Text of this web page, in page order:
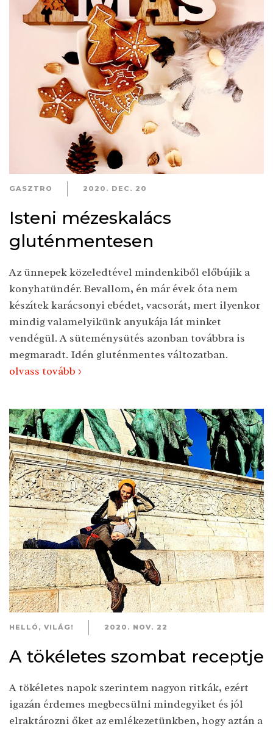
GASZTRO 2020. DEC. 20
Isteni mézeskalács
gluténmentesen
Az ünnepek közeledtével mindenkiből előbújik a
konyhatündér. Bevallom, én már évek óta nem
készítek karácsonyi ebédet, vacsorát, mert ilyenkor
mindig valamelyikünk anyukája lát minket
vendégül. A süteménysütés azonban továbbra is
megmaradt. Idén gluténmentes változatban.
olvass tovább >
HELLÓ, VILÁG! 2020. NOV. 22
A tökéletes szombat receptje
A tökéletes napok szerintem nagyon ritkák, ezért
igazán érdemes megbecsülni mindegyiket és jól
elraktározni őket az emlékezetünkben, hogy aztán a